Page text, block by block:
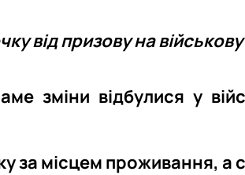
від призову на військову
зміни відбулися у
за місцем проживання, а